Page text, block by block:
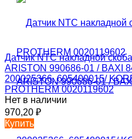
Датчик NTC накладной
ARISTON 990686-01 / BAXI
200025366, 605400015/
PROTHERM 0020119602
Нет в наличии
970,20 ₽
Купить